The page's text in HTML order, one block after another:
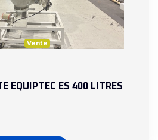
Vente
EQUIPTEC ES 400 LITRES